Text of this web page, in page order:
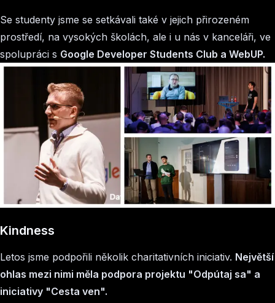
Se studenty jsme se setkávali také v jejich přirozeném
prostředí, na vysokých školách, ale i u nás v kanceláři, ve
spolupráci s Google Developer Students Club a WebUP.
Kindness
Letos jsme podpořili několik charitativních iniciativ. Největší
ohlas mezi nimi měla podpora projektu "Odpútaj sa" a
iniciativy "Cesta ven".